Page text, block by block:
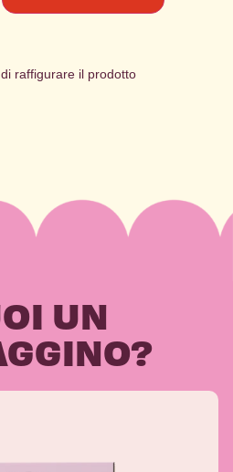
raffigurare il prodotto
UN